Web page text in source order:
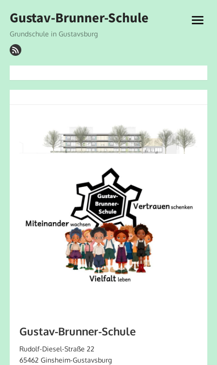
to
Gustav-Brunner-Schule
Grundschule in Gustavsburg
open
Gustav-Brunner-Schule
Rudolf-Diesel-Straße 22
65462 Ginsheim-Gustavsburg